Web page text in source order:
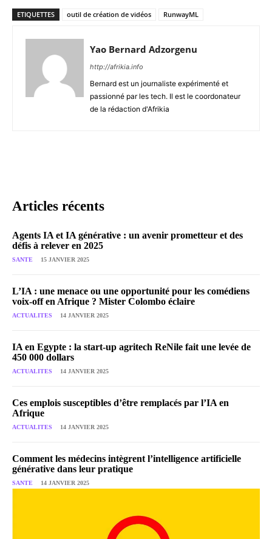
ETIQUETTES outil de création de vidéos RunwayML
Yao Bernard Adzorgenu
http://afrikia.info
Bernard est un journaliste expérimenté et
passionné par les tech. Il est le coordonateur
de la rédaction d'Afrikia
Articles récents
Agents IA et IA générative : un avenir prometteur et des
défis à relever en 2025
SANTE 15 JANVIER 2025
L’IA : une menace ou une opportunité pour les comédiens
voix-off en Afrique ? Mister Colombo éclaire
ACTUALITES 14 JANVIER 2025
IA en Egypte : la start-up agritech ReNile fait une levée de
450 000 dollars
ACTUALITES 14 JANVIER 2025
Ces emplois susceptibles d’être remplacés par l’IA en
Afrique
ACTUALITES 14 JANVIER 2025
Comment les médecins intègrent l’intelligence artificielle
générative dans leur pratique
SANTE 14 JANVIER 2025